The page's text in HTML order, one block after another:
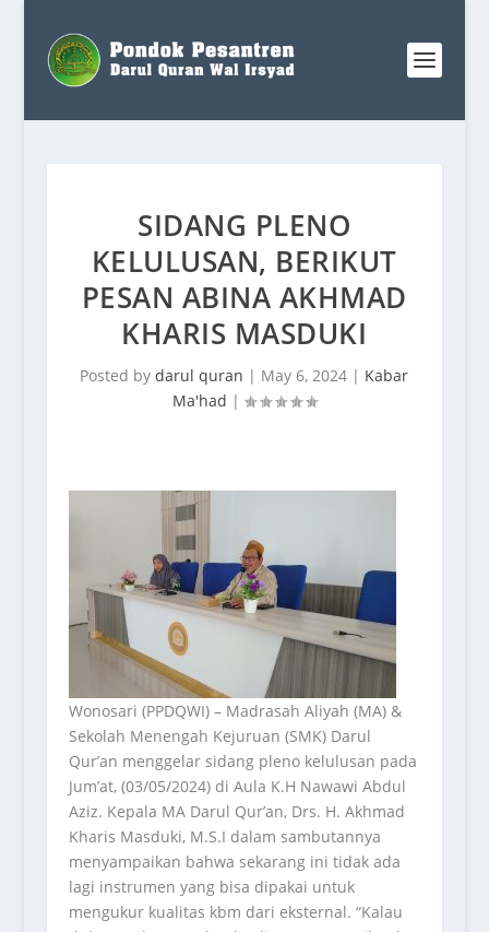
SIDANG PLENO
KELULUSAN, BERIKUT
PESAN ABINA AKHMAD
KHARIS MASDUKI
Posted bydarul quran | May 6, 2024 | Kabar
Ma'had |
Wonosari (PPDQWI) – Madrasah Aliyah (MA) &
Sekolah Menengah Kejuruan (SMK) Darul
Qur’an menggelar sidang pleno kelulusan pada
Jum’at, (03/05/2024) di Aula K.H Nawawi Abdul
Aziz. Kepala MA Darul Qur’an, Drs. H. Akhmad
Kharis Masduki, M.S.I dalam sambutannya
menyampaikan bahwa sekarang ini tidak ada
lagi instrumen yang bisa dipakai untuk
mengukur kualitas kbm dari eksternal. “Kalau